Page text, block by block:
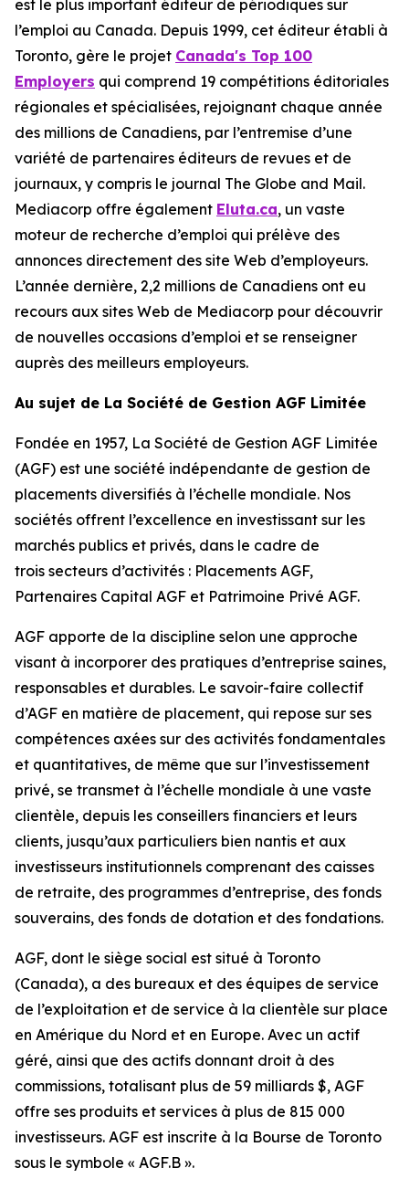
est le plus important éditeur de périodiques sur
l’emploi au Canada. Depuis 1999, cet éditeur établi à
Toronto, gère le projet Canada's Top 100
Employers qui comprend 19 compétitions éditoriales
régionales et spécialisées, rejoignant chaque année
des millions de Canadiens, par l’entremise d’une
variété de partenaires éditeurs de revues et de
journaux, y compris le journal The Globe and Mail.
Mediacorp offre également Eluta.ca, un vaste
moteur de recherche d’emploi qui prélève des
annonces directement des site Web d’employeurs.
L’année dernière, 2,2 millions de Canadiens ont eu
recours aux sites Web de Mediacorp pour découvrir
de nouvelles occasions d’emploi et se renseigner
auprès des meilleurs employeurs.
Au sujet de La Société de Gestion AGF Limitée
Fondée en 1957, La Société de Gestion AGF Limitée
(AGF) est une société indépendante de gestion de
placements diversifiés à l’échelle mondiale. Nos
sociétés offrent l’excellence en investissant sur les
marchés publics et privés, dans le cadre de
trois secteurs d’activités : Placements AGF,
Partenaires Capital AGF et Patrimoine Privé AGF.
AGF apporte de la discipline selon une approche
visant à incorporer des pratiques d’entreprise saines,
responsables et durables. Le savoir-faire collectif
d’AGF en matière de placement, qui repose sur ses
compétences axées sur des activités fondamentales
et quantitatives, de même que sur l’investissement
privé, se transmet à l’échelle mondiale à une vaste
clientèle, depuis les conseillers financiers et leurs
clients, jusqu’aux particuliers bien nantis et aux
investisseurs institutionnels comprenant des caisses
de retraite, des programmes d’entreprise, des fonds
souverains, des fonds de dotation et des fondations.
AGF, dont le siège social est situé à Toronto
(Canada), a des bureaux et des équipes de service
de l’exploitation et de service à la clientèle sur place
en Amérique du Nord et en Europe. Avec un actif
géré, ainsi que des actifs donnant droit à des
commissions, totalisant plus de 59 milliards $, AGF
offre ses produits et services à plus de 815 000
investisseurs. AGF est inscrite à la Bourse de Toronto
sous le symbole « AGF.B ».